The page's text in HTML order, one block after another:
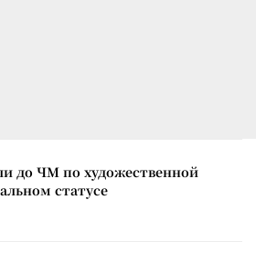
до ЧМ по художественной
статусе